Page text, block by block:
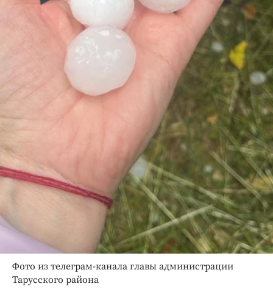
Фото из телеграм-канала главы администрации
Тарусского района